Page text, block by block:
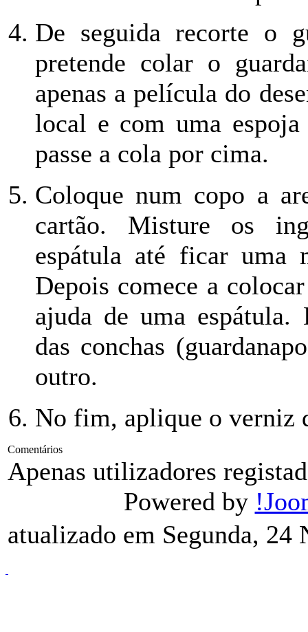
De seguida recorte o
pretende colar o
apenas a película do
local e com uma
passe a cola por cima.
Coloque num copo a
cartão. Misture os
espátula até ficar uma
Depois comece a
ajuda de uma espátula.
das conchas
outro.
No fim, aplique o verniz
Comentários
Apenas utilizadores
Powered by
atualizado em Segunda, 24